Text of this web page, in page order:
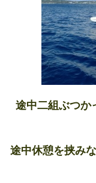
途中二組ぶつか
途中休憩を挟み